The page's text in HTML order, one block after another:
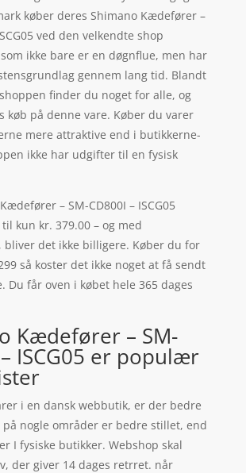
køber deres Shimano Kædefører –
ved den velkendte shop
ikke bare er en døgnflue, men har
gennem lang tid. Blandt
finder du noget for alle, og
køb på denne vare. Køber du varer
mere attraktive end i butikkerne-
ikke har udgifter til en fysisk
– SM-CD800I – ISCG05
kun kr. 379.00 – og med
bliver det ikke billigere. Køber du for
så koster det ikke noget at få sendt
Du får oven i købet hele 365 dages
Kædefører – SM-
ISCG05 er populær
i en dansk webbutik, er der bedre
nogle områder er bedre stillet, end
I fysiske butikker. Webshop skal
der giver 14 dages retrret. når